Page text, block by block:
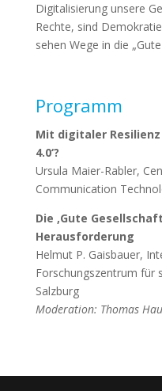
Digitalisierung unsere
Rechte, sind
sehen Wege in die
Programm
Mit digitaler
4.0‘?
Ursula Maier-Rabler,
Communication
Die ‚Gute
Herausforderung
Helmut P. Gaisbauer,
Forschungszentrum für
Salzburg
Moderation: Thomas